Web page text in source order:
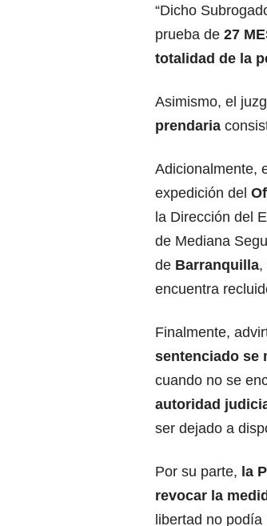
“Dicho
prueba de 27
totalidad de la
Asimismo, el
prendaria
Adicionalmente,
expedición del
la Dirección del
de Mediana
de Barranquilla,
encuentra
Finalmente,
sentenciado se
cuando no se
autoridad
ser dejado a
Por su parte, la
revocar la
libertad no